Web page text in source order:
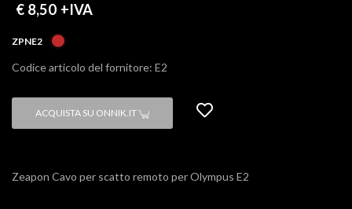
€ 8,50 +IVA
ZPNE2
Codice articolo del fornitore: E2
ACQUISTA SU ONNIK.IT
Zeapon Cavo per scatto remoto per Olympus E2